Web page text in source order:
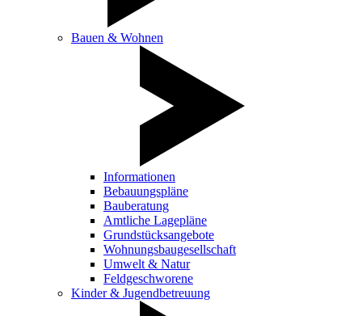
Bauen & Wohnen
Informationen
Bebauungspläne
Bauberatung
Amtliche Lagepläne
Grundstücksangebote
Wohnungsbaugesellschaft
Umwelt & Natur
Feldgeschworene
Kinder & Jugendbetreuung